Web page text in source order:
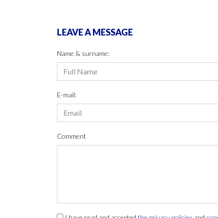
LEAVE A MESSAGE
Name & surname:
E-mail:
Comment